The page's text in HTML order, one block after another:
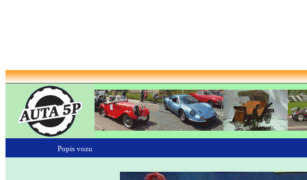
Popis vozu